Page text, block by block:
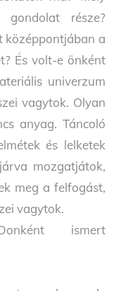
része?
középpontjában a
És volt-e önként
univerzum
vagytok. Olyan
anyag. Táncoló
és lelketek
mozgatjátok,
meg a felfogást,
vagytok.
ismert